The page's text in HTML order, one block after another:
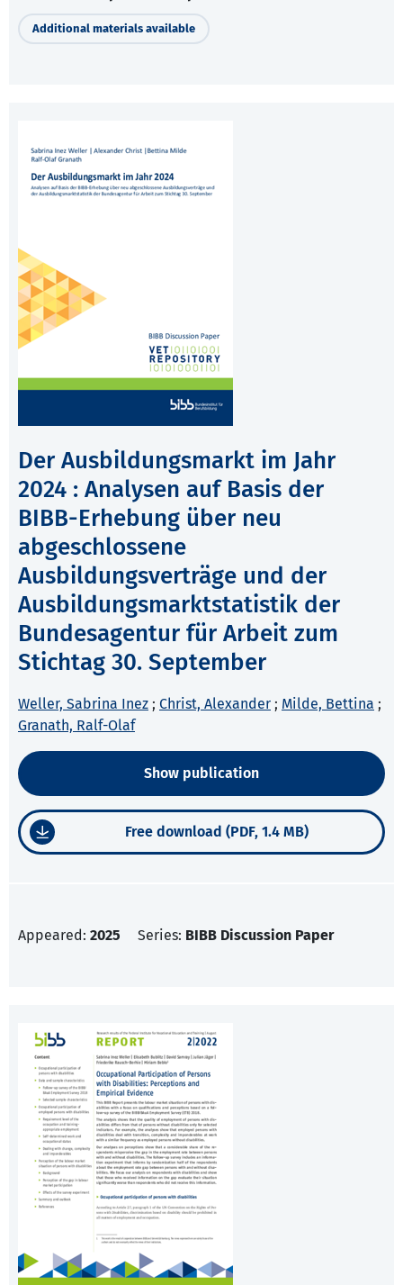
Additional materials available
Der Ausbildungsmarkt im Jahr
2024 : Analysen auf Basis der
BIBB-Erhebung über neu
abgeschlossene
Ausbildungsverträge und der
Ausbildungsmarktstatistik der
Bundesagentur für Arbeit zum
Stichtag 30. September
Weller, Sabrina Inez ; Christ, Alexander ; Milde, Bettina ;
Granath, Ralf-Olaf
Show publication
Free download (PDF, 1.4 MB)
Appeared: 2025 Series: BIBB Discussion Paper